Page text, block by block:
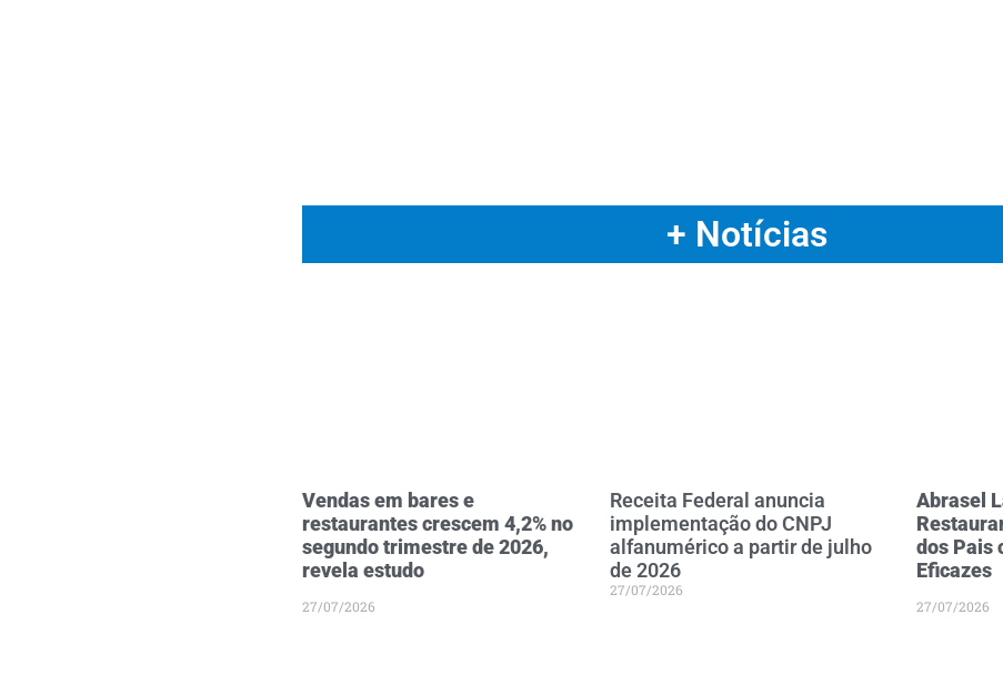
+ Notícias
Vendas em bares e
restaurantes crescem 4,2% no
segundo trimestre de 2026,
revela estudo
27/07/2026
Receita Federal anuncia
implementação do CNPJ
alfanumérico a partir de julho
de 2026
27/07/2026
Abrasel
dos Pais
Eficazes
27/07/2026